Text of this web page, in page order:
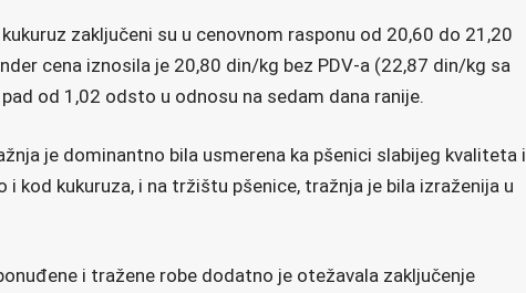
zaključeni su u cenovnom rasponu od 20,60 do 21,20
cena iznosila je 20,80 din/kg bez PDV-a (22,87 din/kg sa
od 1,02 odsto u odnosu na sedam dana ranije.
je dominantno bila usmerena ka pšenici slabijeg kvaliteta i
i kod kukuruza, i na tržištu pšenice, tražnja je bila izraženija u
i tražene robe dodatno je otežavala zaključenje